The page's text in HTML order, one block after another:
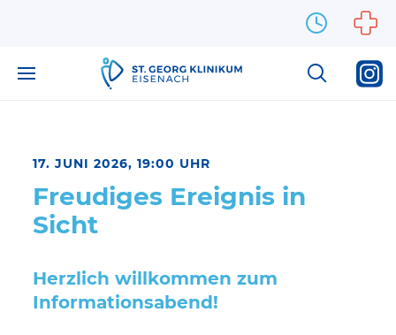
17. JUNI 2026, 19:00 UHR
Freudiges Ereignis in
Sicht
Herzlich willkommen zum
Informationsabend!